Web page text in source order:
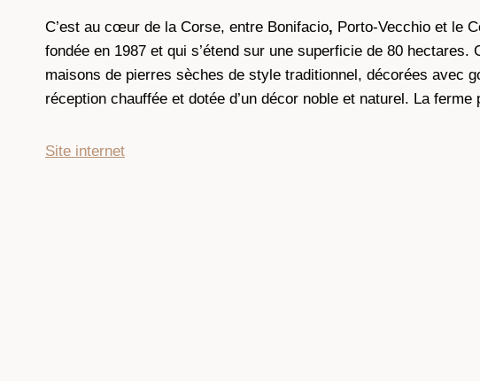
C’est au cœur de la Corse, entre Bonifacio, Porto-Vecchio et le
fondée en 1987 et qui s’étend sur une superficie de 80
maisons de pierres sèches de style traditionnel, décorées avec
réception chauffée et dotée d’un décor noble et naturel. La
Site internet